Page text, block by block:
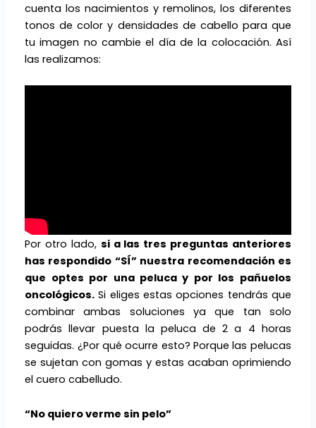
cuenta los nacimientos y remolinos, los diferentes
tonos de color y densidades de cabello para que
tu imagen no cambie el día de la colocación. Así
las realizamos:
Por otro lado, si a las tres preguntas anteriores
has respondido “SÍ” nuestra recomendación es
que optes por una peluca y por los pañuelos
oncológicos. Si eliges estas opciones tendrás que
combinar ambas soluciones ya que tan solo
podrás llevar puesta la peluca de 2 a 4 horas
seguidas. ¿Por qué ocurre esto? Porque las pelucas
se sujetan con gomas y estas acaban oprimiendo
el cuero cabelludo.
“No quiero verme sin pelo”